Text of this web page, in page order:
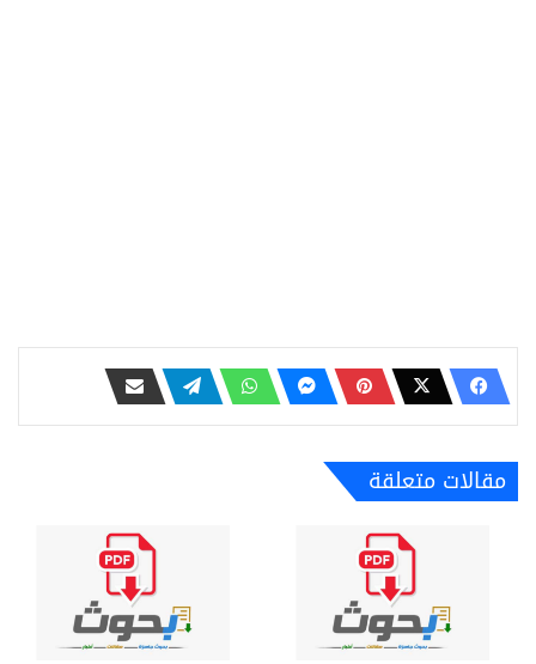
مقالات متعلقة